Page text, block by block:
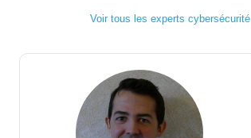
Voir tous les experts cybersécurité